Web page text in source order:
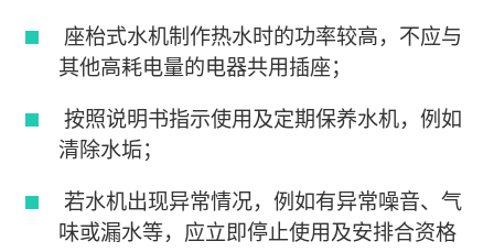
座枱式水机制作热水时的功率较高，不应与
其他高耗电量的电器共用插座；
按照说明书指示使用及定期保养水机，例如
清除水垢；
若水机出现异常情况，例如有异常噪音、气
味或漏水等，应立即停止使用及安排合资格